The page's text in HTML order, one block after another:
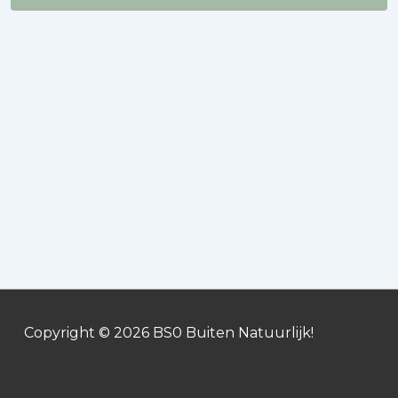
Copyright © 2026 BS0 Buiten Natuurlijk!